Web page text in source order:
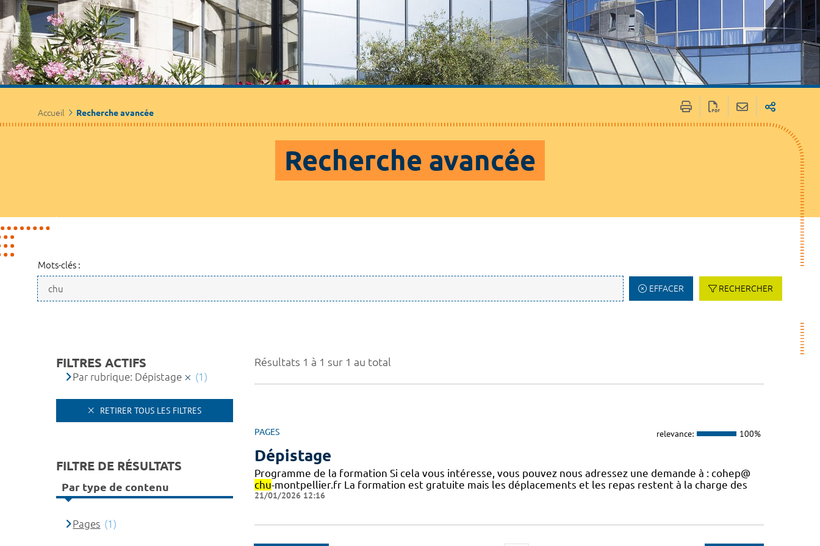
Accueil Recherche avancée
Recherche avancée
Mots-clés :
EFFACER RECHERCHER
Résultats 1 à 1 sur 1 au total
PAGES relevance: 100%
Dépistage
Programme de la formation Si cela vous intéresse, vous pouvez nous adressez une demande à : cohep@
chu-montpellier.fr La formation est gratuite mais les déplacements et les repas restent à la charge des
21/01/2026 12:16
FILTRES ACTIFS
Par rubrique: Dépistage (1)
RETIRER TOUS LES FILTRES
FILTRE DE RÉSULTATS
Par type de contenu
Pages (1)